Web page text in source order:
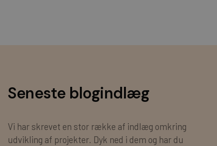
Seneste blogindlæg
Vi har skrevet en stor række af indlæg omkring
udvikling af projekter. Dyk ned i dem og har du